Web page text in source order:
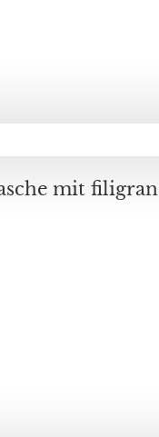
mit weißen, roten und blauen